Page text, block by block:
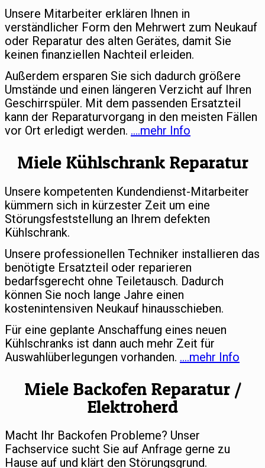
Unsere Mitarbeiter erklären Ihnen in
verständlicher Form den Mehrwert zum Neukauf
oder Reparatur des alten Gerätes, damit Sie
keinen finanziellen Nachteil erleiden.
Außerdem ersparen Sie sich dadurch größere
Umstände und einen längeren Verzicht auf Ihren
Geschirrspüler. Mit dem passenden Ersatzteil
kann der Reparaturvorgang in den meisten Fällen
vor Ort erledigt werden. ….mehr Info
Miele Kühlschrank Reparatur
Unsere kompetenten Kundendienst-Mitarbeiter
kümmern sich in kürzester Zeit um eine
Störungsfeststellung an Ihrem defekten
Kühlschrank.
Unsere professionellen Techniker installieren das
benötigte Ersatzteil oder reparieren
bedarfsgerecht ohne Teiletausch. Dadurch
können Sie noch lange Jahre einen
kostenintensiven Neukauf hinausschieben.
Für eine geplante Anschaffung eines neuen
Kühlschranks ist dann auch mehr Zeit für
Auswahlüberlegungen vorhanden. ….mehr Info
Miele Backofen Reparatur /
Elektroherd
Macht Ihr Backofen Probleme? Unser
Fachservice sucht Sie auf Anfrage gerne zu
Hause auf und klärt den Störungsgrund.